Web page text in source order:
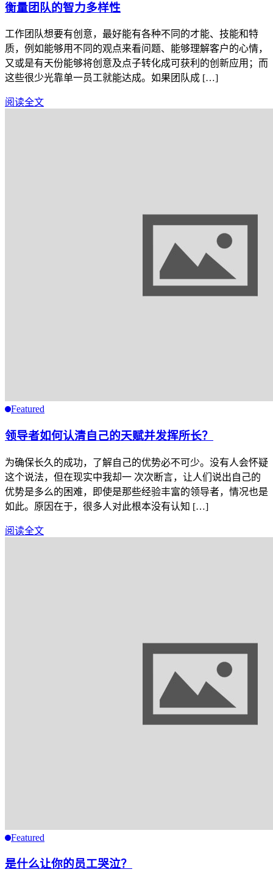
衡量团队的智力多样性
工作团队想要有创意，最好能有各种不同的才能、技能和特
质，例如能够用不同的观点来看问题、能够理解客户的心情，
又或是有天份能够将创意及点子转化成可获利的创新应用；而
这些很少光靠单一员工就能达成。如果团队成 […]
阅读全文
Featured
领导者如何认清自己的天赋并发挥所长？
为确保长久的成功，了解自己的优势必不可少。没有人会怀疑
这个说法，但在现实中我却一 次次断言，让人们说出自己的
优势是多么的困难，即使是那些经验丰富的领导者，情况也是
如此。原因在于，很多人对此根本没有认知 […]
阅读全文
Featured
是什么让你的员工哭泣？